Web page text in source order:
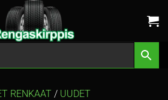
RENKAAT / UUDET